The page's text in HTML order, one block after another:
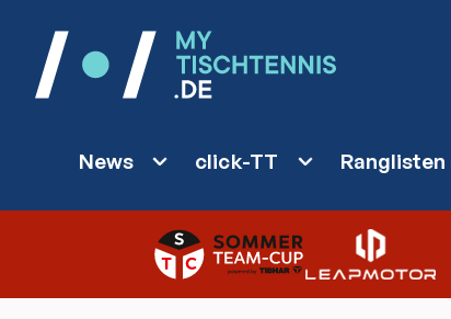
News click-TT